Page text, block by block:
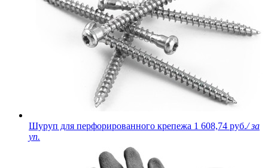
Шуруп для перфорированного крепежа 1 608,74 руб./ за
уп.